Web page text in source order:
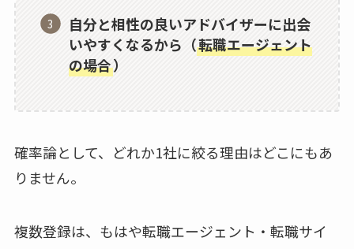
自分と相性の良いアドバイザーに出会
いやすくなるから（転職エージェント
の場合）
確率論として、どれか1社に絞る理由はどこにもあ
りません。
複数登録は、もはや転職エージェント・転職サイ